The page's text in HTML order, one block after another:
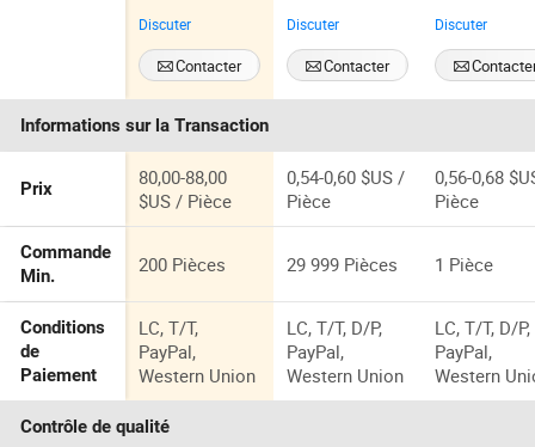
froid Ulv
Discuter
Contacter
moustiques
85ml
Discuter
Contacter
haute
Spray de
contrôle des
nuisibles
Discuter
Informations sur la Transaction
Prix
80,00-88,00
$US / Pièce
0,54-0,60 $US /
Pièce
0,56-0,68
Pièce
Commande
Min.
200 Pièces 29 999 Pièces 1 Pièce
Conditions
de
Paiement
LC, T/T,
PayPal,
Western Union
LC, T/T, D/P,
PayPal,
Western Union
LC, T/T, D/P,
PayPal,
Western
Contrôle de qualité